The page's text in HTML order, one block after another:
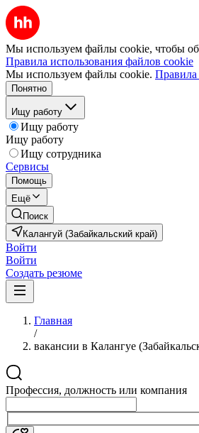
Мы используем файлы cookie, чтобы
Правила использования файлов cookie
Мы используем файлы cookie. Правила
Понятно
Ищу работу
Ищу работу
Ищу работу
Ищу сотрудника
Сервисы
Помощь
Ещё
Поиск
Калангуй (Забайкальский край)
Войти
Войти
Создать резюме
Главная
/
вакансии в Калангуе
Профессия, должность или компания